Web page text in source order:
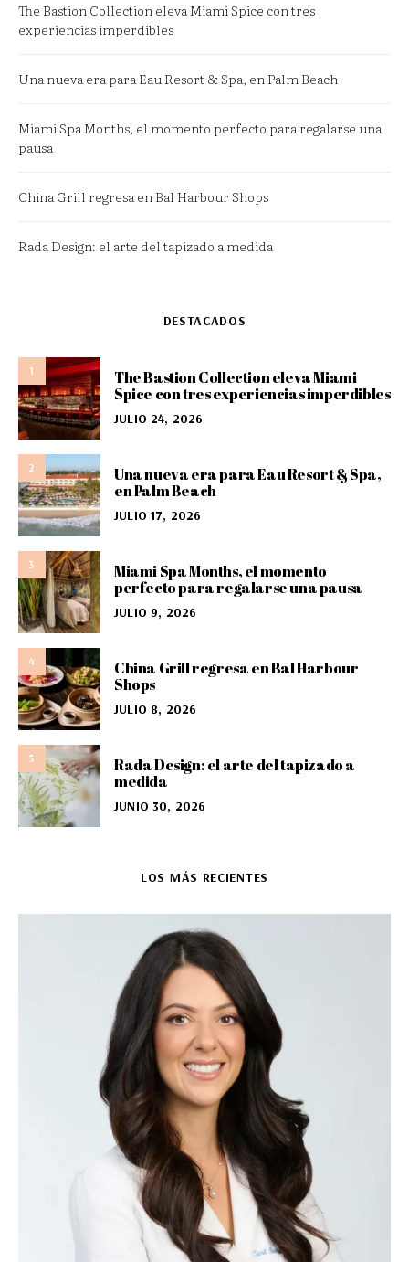
The Bastion Collection eleva Miami Spice con tres
experiencias imperdibles
Una nueva era para Eau Resort & Spa, en Palm Beach
Miami Spa Months, el momento perfecto para regalarse una
pausa
China Grill regresa en Bal Harbour Shops
Rada Design: el arte del tapizado a medida
DESTACADOS
1
The Bastion Collection eleva Miami
Spice con tres experiencias imperdibles
JULIO 24, 2026
2
Una nueva era para Eau Resort & Spa,
en Palm Beach
JULIO 17, 2026
3
Miami Spa Months, el momento
perfecto para regalarse una pausa
JULIO 9, 2026
4
China Grill regresa en Bal Harbour
Shops
JULIO 8, 2026
5
Rada Design: el arte del tapizado a
medida
JUNIO 30, 2026
LOS MÁS RECIENTES